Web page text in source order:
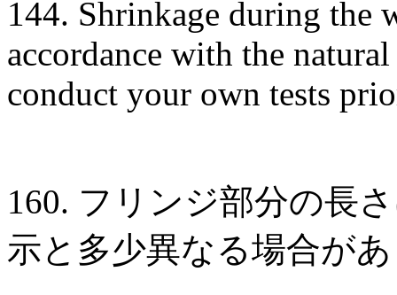
144. Shrinkage during the
accordance with the
conduct your own tests
160. フリンジ部分の長
示と多少異なる場合が